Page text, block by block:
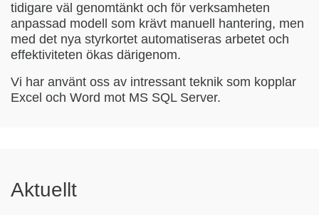
tidigare väl genomtänkt och för verksamheten
anpassad modell som krävt manuell hantering, men
med det nya styrkortet automatiseras arbetet och
effektiviteten ökas därigenom.
Vi har använt oss av intressant teknik som kopplar
Excel och Word mot MS SQL Server.
Aktuellt